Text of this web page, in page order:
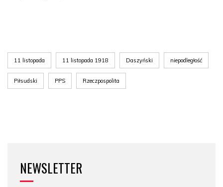
11 listopada 11 listopada 1918 Daszyński niepodległość
Piłsudski PPS Rzeczpospolita
NEWSLETTER